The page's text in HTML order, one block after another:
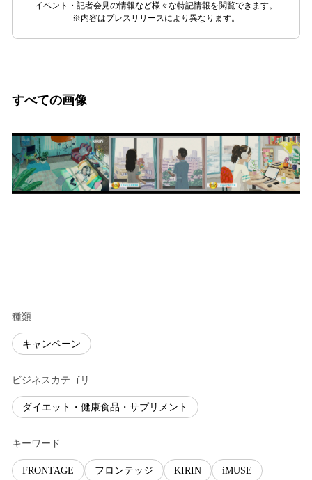
イベント・記者会見の情報など様々な特記情報を閲覧できます。
※内容はプレスリリースにより異なります。
すべての画像
種類
キャンペーン
ビジネスカテゴリ
ダイエット・健康食品・サプリメント
キーワード
FRONTAGE フロンテッジ KIRIN iMUSE